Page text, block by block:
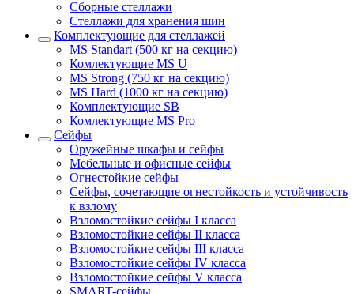
Сборные стеллажи
Стеллажи для хранения шин
Комплектующие для стеллажей
MS Standart (500 кг на секцию)
Комлектующие MS U
MS Strong (750 кг на секцию)
MS Hard (1000 кг на секцию)
Комплектующие SB
Комлектующие MS Pro
Сейфы
Оружейные шкафы и сейфы
Мебельные и офисные сейфы
Огнестойкие сейфы
Сейфы, сочетающие огнестойкость и устойчивость
к взлому
Взломостойкие сейфы I класса
Взломостойкие сейфы II класса
Взломостойкие сейфы III класса
Взломостойкие сейфы IV класса
Взломостойкие сейфы V класса
SMART-сейфы